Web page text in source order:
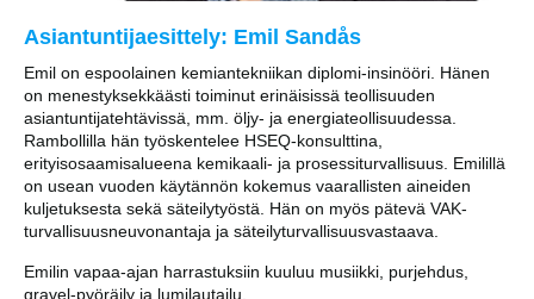
Asiantuntijaesittely: Emil Sandås
Emil on espoolainen kemiantekniikan diplomi-insinööri. Hänen
on menestyksekkäästi toiminut erinäisissä teollisuuden
asiantuntijatehtävissä, mm. öljy- ja energiateollisuudessa.
Rambollilla hän työskentelee HSEQ-konsulttina,
erityisosaamisalueena kemikaali- ja prosessiturvallisuus. Emilillä
on usean vuoden käytännön kokemus vaarallisten aineiden
kuljetuksesta sekä säteilytyöstä. Hän on myös pätevä VAK-
turvallisuusneuvonantaja ja säteilyturvallisuusvastaava.
Emilin vapaa-ajan harrastuksiin kuuluu musiikki, purjehdus,
gravel-pyöräily ja lumilautailu.